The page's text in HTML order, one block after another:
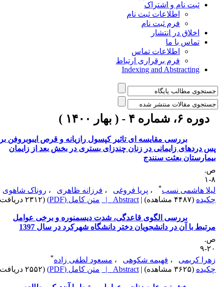
ثبت نام و اشتراک
اطلاعات ثبت نام
فرم ثبت نام
اخلاق در انتشار
تماس با ما
اطلاعات تماس
فرم برقراری ارتباط
Indexing and Abstracting
دوره ۶، شماره ۴ - ( بهار ۱۴۰۰ )
بررسی مقایسه ای تاثیر کپسول رازیانه و قرص ایبوبروفن بر
دردهای زایمانی در زنان چندزای بستری در بخش بعد از زایمان
بعثت سنندج
هاشمی نسب
پریا فروغی فرزانه ظاهری
روناک شاهوی
(۴۴۸۷ مشاهده) |
Abstract | متن کامل (PDF) (۲۳۱۲ دریافت)
بررسی الگوی قاعدگی، شدت دیسمنوره و برخی عوامل
با آن در دانشجویان دختر دانشگاه شهرکرد در سال 1397
۹
کریمی
فهیمه شکوهی مسعود لطفی زاده
(۳۶۲۵ مشاهده) |
Abstract | متن کامل (PDF) (۲۵۵۲ دریافت)